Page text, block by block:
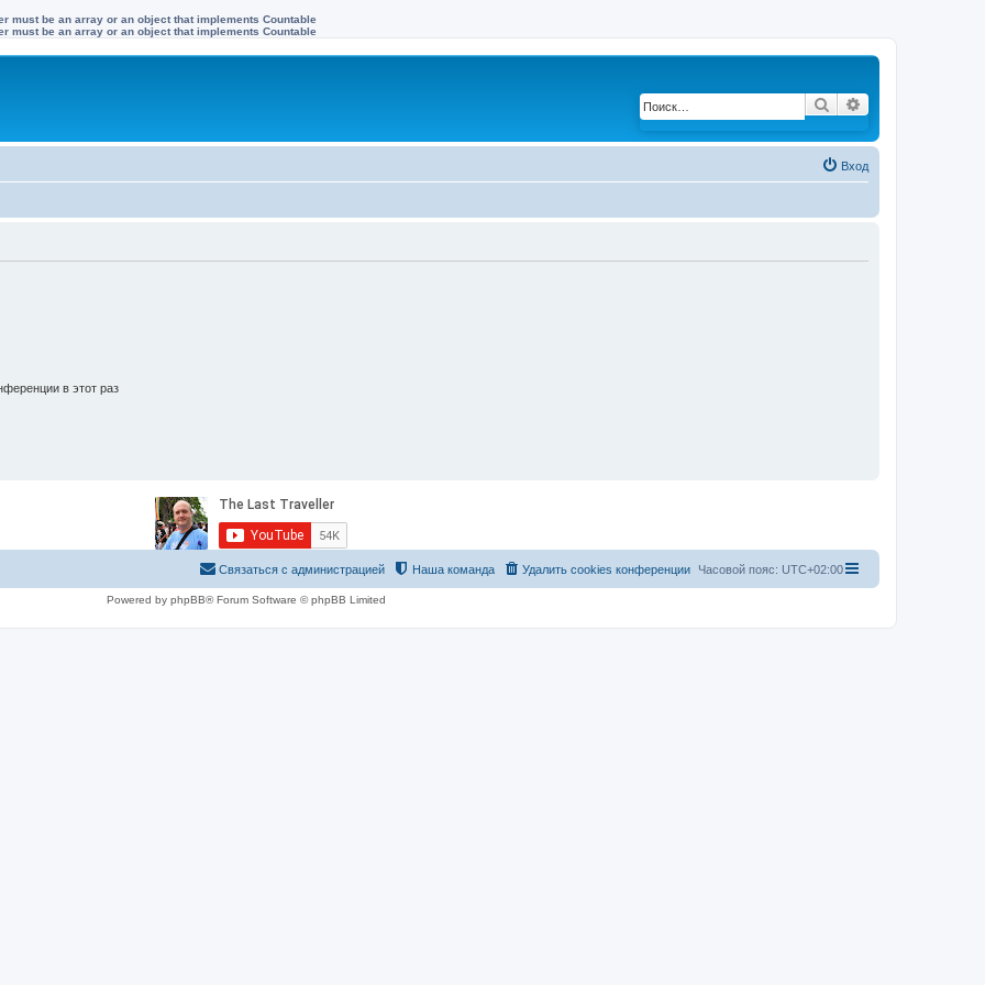
must be an array or an object that implements Countable
must be an array or an object that implements Countable
Поиск
Вход
в этот раз
Часовой пояс: UTC+02:00
Удалить cookies конференции
Наша команда
Связаться с администрацией
Powered by phpBB® Forum Software © phpBB Limited